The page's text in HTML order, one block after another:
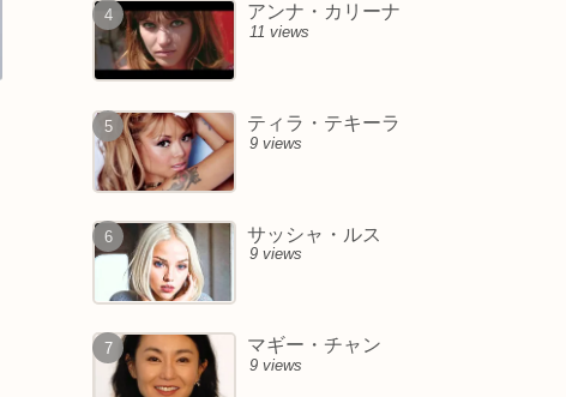
アンナ・カリーナ
11 views
ティラ・テキーラ
9 views
サッシャ・ルス
9 views
マギー・チャン
9 views